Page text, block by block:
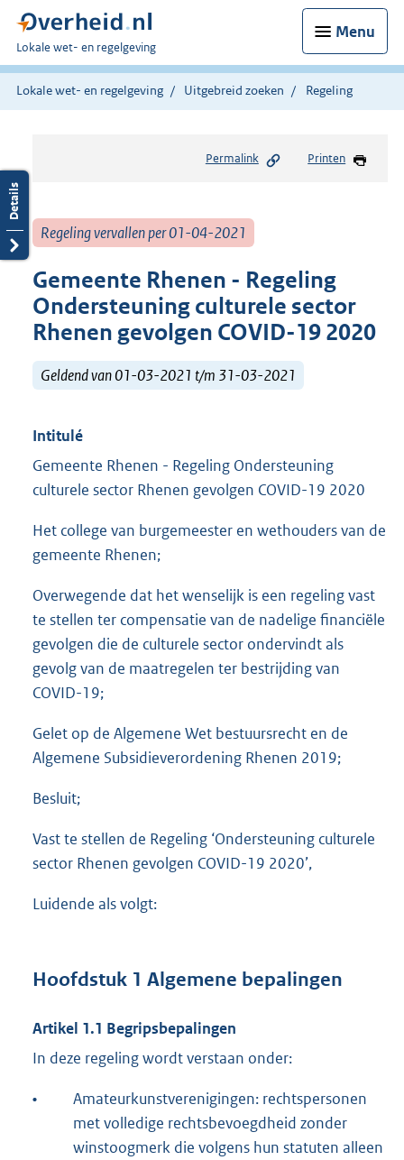
Menu
U
bent
hier:
Lokale wet- en regelgeving
Lokale wet- en regelgeving Uitgebreid zoeken Regeling
Permalink Printen
Regeling vervallen per 01-04-2021
Gemeente Rhenen - Regeling
Ondersteuning culturele sector
Rhenen gevolgen COVID-19 2020
Geldend van 01-03-2021 t/m 31-03-2021
Intitulé
Gemeente Rhenen - Regeling Ondersteuning
culturele sector Rhenen gevolgen COVID-19 2020
Het college van burgemeester en wethouders van de
gemeente Rhenen;
Overwegende dat het wenselijk is een regeling vast
te stellen ter compensatie van de nadelige financiële
gevolgen die de culturele sector ondervindt als
gevolg van de maatregelen ter bestrijding van
COVID-19;
Gelet op de Algemene Wet bestuursrecht en de
Algemene Subsidieverordening Rhenen 2019;
Besluit;
Vast te stellen de Regeling ‘Ondersteuning culturele
sector Rhenen gevolgen COVID-19 2020’,
Luidende als volgt:
Hoofdstuk 1 Algemene bepalingen
Artikel 1.1 Begripsbepalingen
In deze regeling wordt verstaan onder:
•
Amateurkunstverenigingen: rechtspersonen
met volledige rechtsbevoegdheid zonder
winstoogmerk die volgens hun statuten alleen